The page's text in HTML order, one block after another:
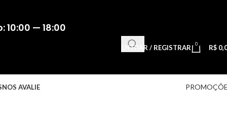
10:00 — 18:00
ENTRAR / REGISTRAR 0 R$
NOS AVALIE